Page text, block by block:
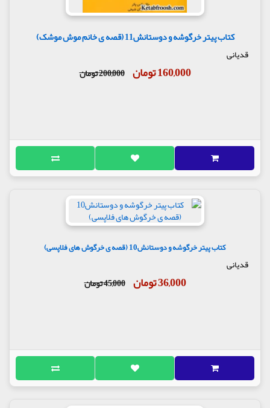
کتاب پیتر خرگوشه و دوستانش11 (قصه ی خانم موش موشک)
قدیانی
160,000 تومان 200,000 تومان
کتاب پیتر خرگوشه و دوستانش10 (قصه ی خرگوش های فلاپسی)
قدیانی
36,000 تومان 45,000 تومان